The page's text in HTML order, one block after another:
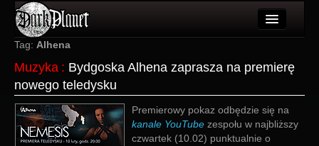
Artykuły
Użytkownicy
Wydarzenia
Galeria
Tag: Alhena
Muzyka : Bydgoska Alhena zaprasza na premierę
nowego teledysku
Premierowy pokaz odbędzie się na
kanale YouTube zespołu w najbliższy
czwartek (10.02) punktualnie o